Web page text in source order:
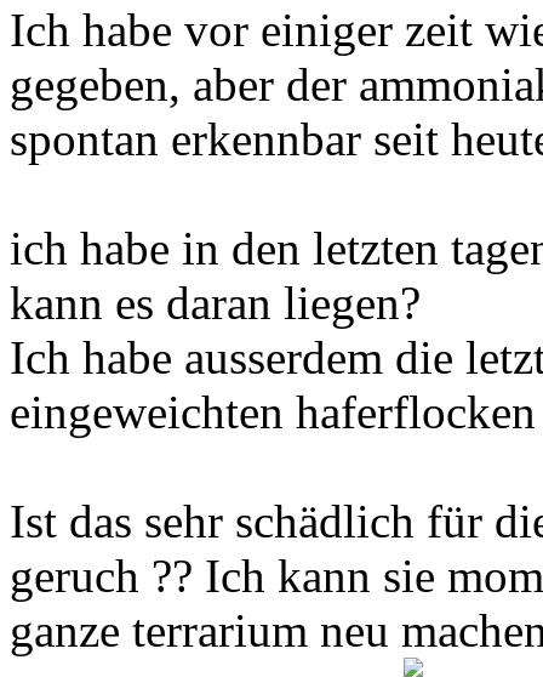
Ich habe vor einiger zeit
gegeben, aber der
spontan erkennbar seit
ich habe in den letzten
kann es daran liegen?
Ich habe ausserdem die
eingeweichten
Ist das sehr schädlich für
geruch ?? Ich kann sie
ganze terrarium neu